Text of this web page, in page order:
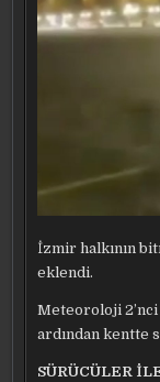
İzmir halkının
eklendi.
Meteoroloji 2’nci
ardından kentte
SÜRÜCÜLER